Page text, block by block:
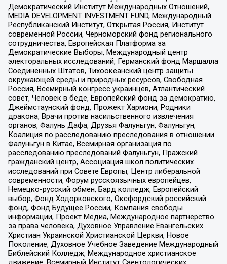
Демократический Институт Международных Отношений,
MEDIA DEVELOPMENT INVESTMENT FUND, Международный
Республиканский Институт, Открытая Россия, Институт
современной России, Черноморский фонд регионального
сотрудничества, Европейская Платформа за
Демократические Выборы, Международный центр
электоральных исследований, Германский фонд Маршалла
Соединенных Штатов, Тихоокеанский центр защиты
окружающей среды и природных ресурсов, Свободная
Россия, Всемирный конгресс украинцев, Атлантический
совет, Человек в беде, Европейский фонд за демократию,
Джеймстаунский фонд, Прожект Хармони, Родники
дракона, Врачи против насильственного извлечения
органов, Фалунь Дафа, Друзья Фалуньгун, Фалуньгун,
Коалиция по расследованию преследования в отношении
Фалуньгун в Китае, Всемирная организация по
расследованию преследований Фалуньгун, Пражский
гражданский центр, Ассоциация школ политических
исследований при Совете Европы, Центр либеральной
современности, Форум русскоязычных европейцев,
Немецко-русский обмен, Бард колледж, Европейский
выбор, Фонд Ходорковского, Оксфордский российский
фонд, Фонд Будущее России, Компания свободы
информации, Проект Медиа, Международное партнерство
за права человека, Духовное Управление Евангельских
Христиан Украинской Христианской Церкви, Новое
Поколение, Духовное Учебное Заведение Международный
Библейский Колледж, Международное христианское